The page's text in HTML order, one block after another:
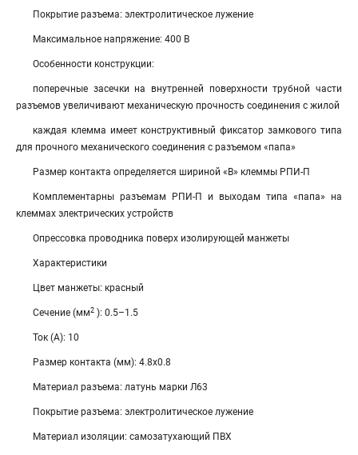
Покрытие разъема: электролитическое лужение
Максимальное напряжение: 400 В
Особенности конструкции:
поперечные засечки на внутренней поверхности трубной части
разъемов увеличивают механическую прочность соединения с жилой
каждая клемма имеет конструктивный фиксатор замкового типа
для прочного механического соединения с разъемом «папа»
Размер контакта определяется шириной «В» клеммы РПИ-П
Комплементарны разъемам РПИ-П и выходам типа «папа» на
клеммах электрических устройств
Опрессовка проводника поверх изолирующей манжеты
Характеристики
Цвет манжеты: красный
Сечение (мм2 ): 0.5–1.5
Ток (А): 10
Размер контакта (мм): 4.8х0.8
Материал разъема: латунь марки Л63
Покрытие разъема: электролитическое лужение
Материал изоляции: самозатухающий ПВХ